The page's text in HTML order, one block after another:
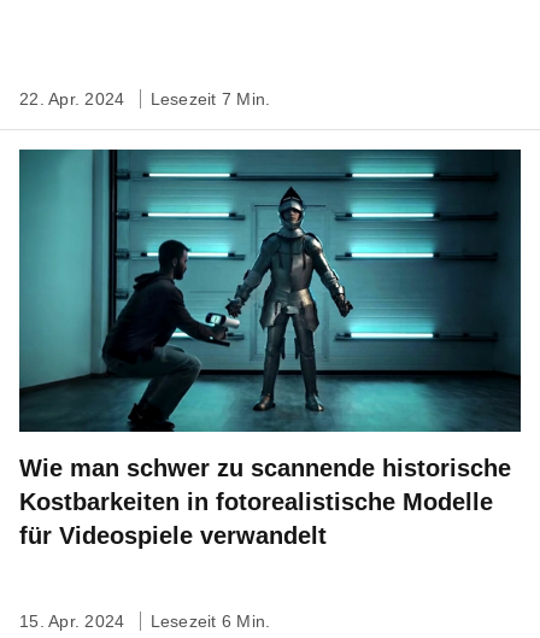
22. Apr. 2024 Lesezeit 7 Min.
Wie man schwer zu scannende historische
Kostbarkeiten in fotorealistische Modelle
für Videospiele verwandelt
15. Apr. 2024 Lesezeit 6 Min.